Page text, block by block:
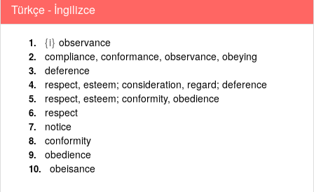
Türkçe - İngilizce
{i} observance
compliance, conformance, observance, obeying
deference
respect, esteem; consideration, regard; deference
respect, esteem; conformity, obedience
respect
notice
conformity
obedience
obeisance